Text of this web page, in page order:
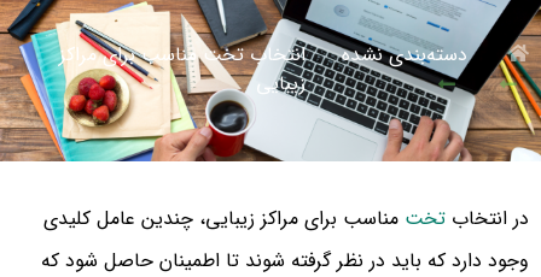
دسته‌بندی نشده
انتخاب تخت مناسب برای مراکز
زیبایی
در انتخاب تخت مناسب برای مراکز زیبایی، چندین عامل کلیدی
وجود دارد که باید در نظر گرفته شوند تا اطمینان حاصل شود که